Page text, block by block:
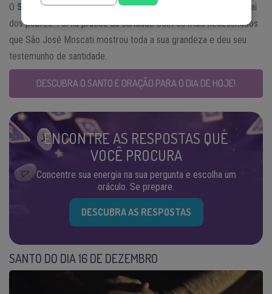
O Santo do Dia16 de dezembro recebeu o título de médio e pai
dos pobres. Foi na prática da caridade com os mais necessitados
que São José Moscati mostrou toda a sua grandeza e deu seu
testemunho de santidade.
DESCUBRA O SANTO E ORAÇÃO PARA O DIA DE HOJE!
ENCONTRE AS RESPOSTAS QUE
VOCÊ PROCURA
Concentre sua energia na sua pergunta e escolha um
oráculo. Se prepare.
DESCUBRA AS RESPOSTAS
SANTO DO DIA 16 DE DEZEMBRO